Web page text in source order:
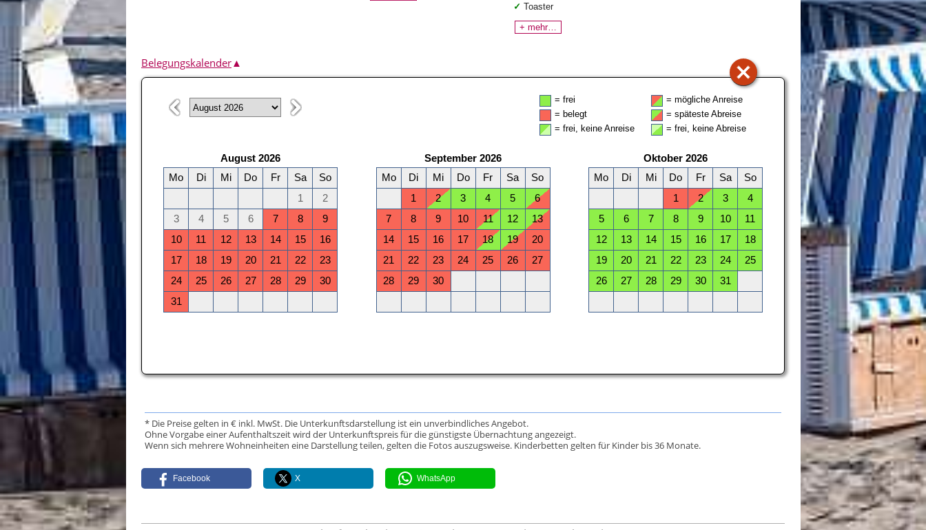
Toaster
+ mehr…
Belegungskalender▲
* Die Preise gelten in € inkl. MwSt. Die Unterkunftsdarstellung ist ein unverbindliches Angebot.
Ohne Vorgabe einer Aufenthaltszeit wird der Unterkunftspreis für die günstigste Übernachtung angezeigt.
Wenn sich mehrere Wohneinheiten eine Darstellung teilen, gelten die Fotos auszugsweise. Kinderbetten gelten für Kinder bis 36 Monate.
Facebook X WhatsApp